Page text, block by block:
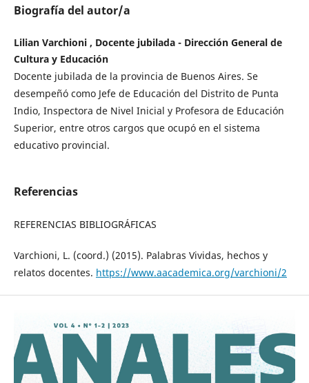
Biografía del autor/a
Lilian Varchioni , Docente jubilada - Dirección General de
Cultura y Educación
Docente jubilada de la provincia de Buenos Aires. Se
desempeñó como Jefe de Educación del Distrito de Punta
Indio, Inspectora de Nivel Inicial y Profesora de Educación
Superior, entre otros cargos que ocupó en el sistema
educativo provincial.
Referencias
REFERENCIAS BIBLIOGRÁFICAS
Varchioni, L. (coord.) (2015). Palabras Vividas, hechos y
relatos docentes. https://www.aacademica.org/varchioni/2